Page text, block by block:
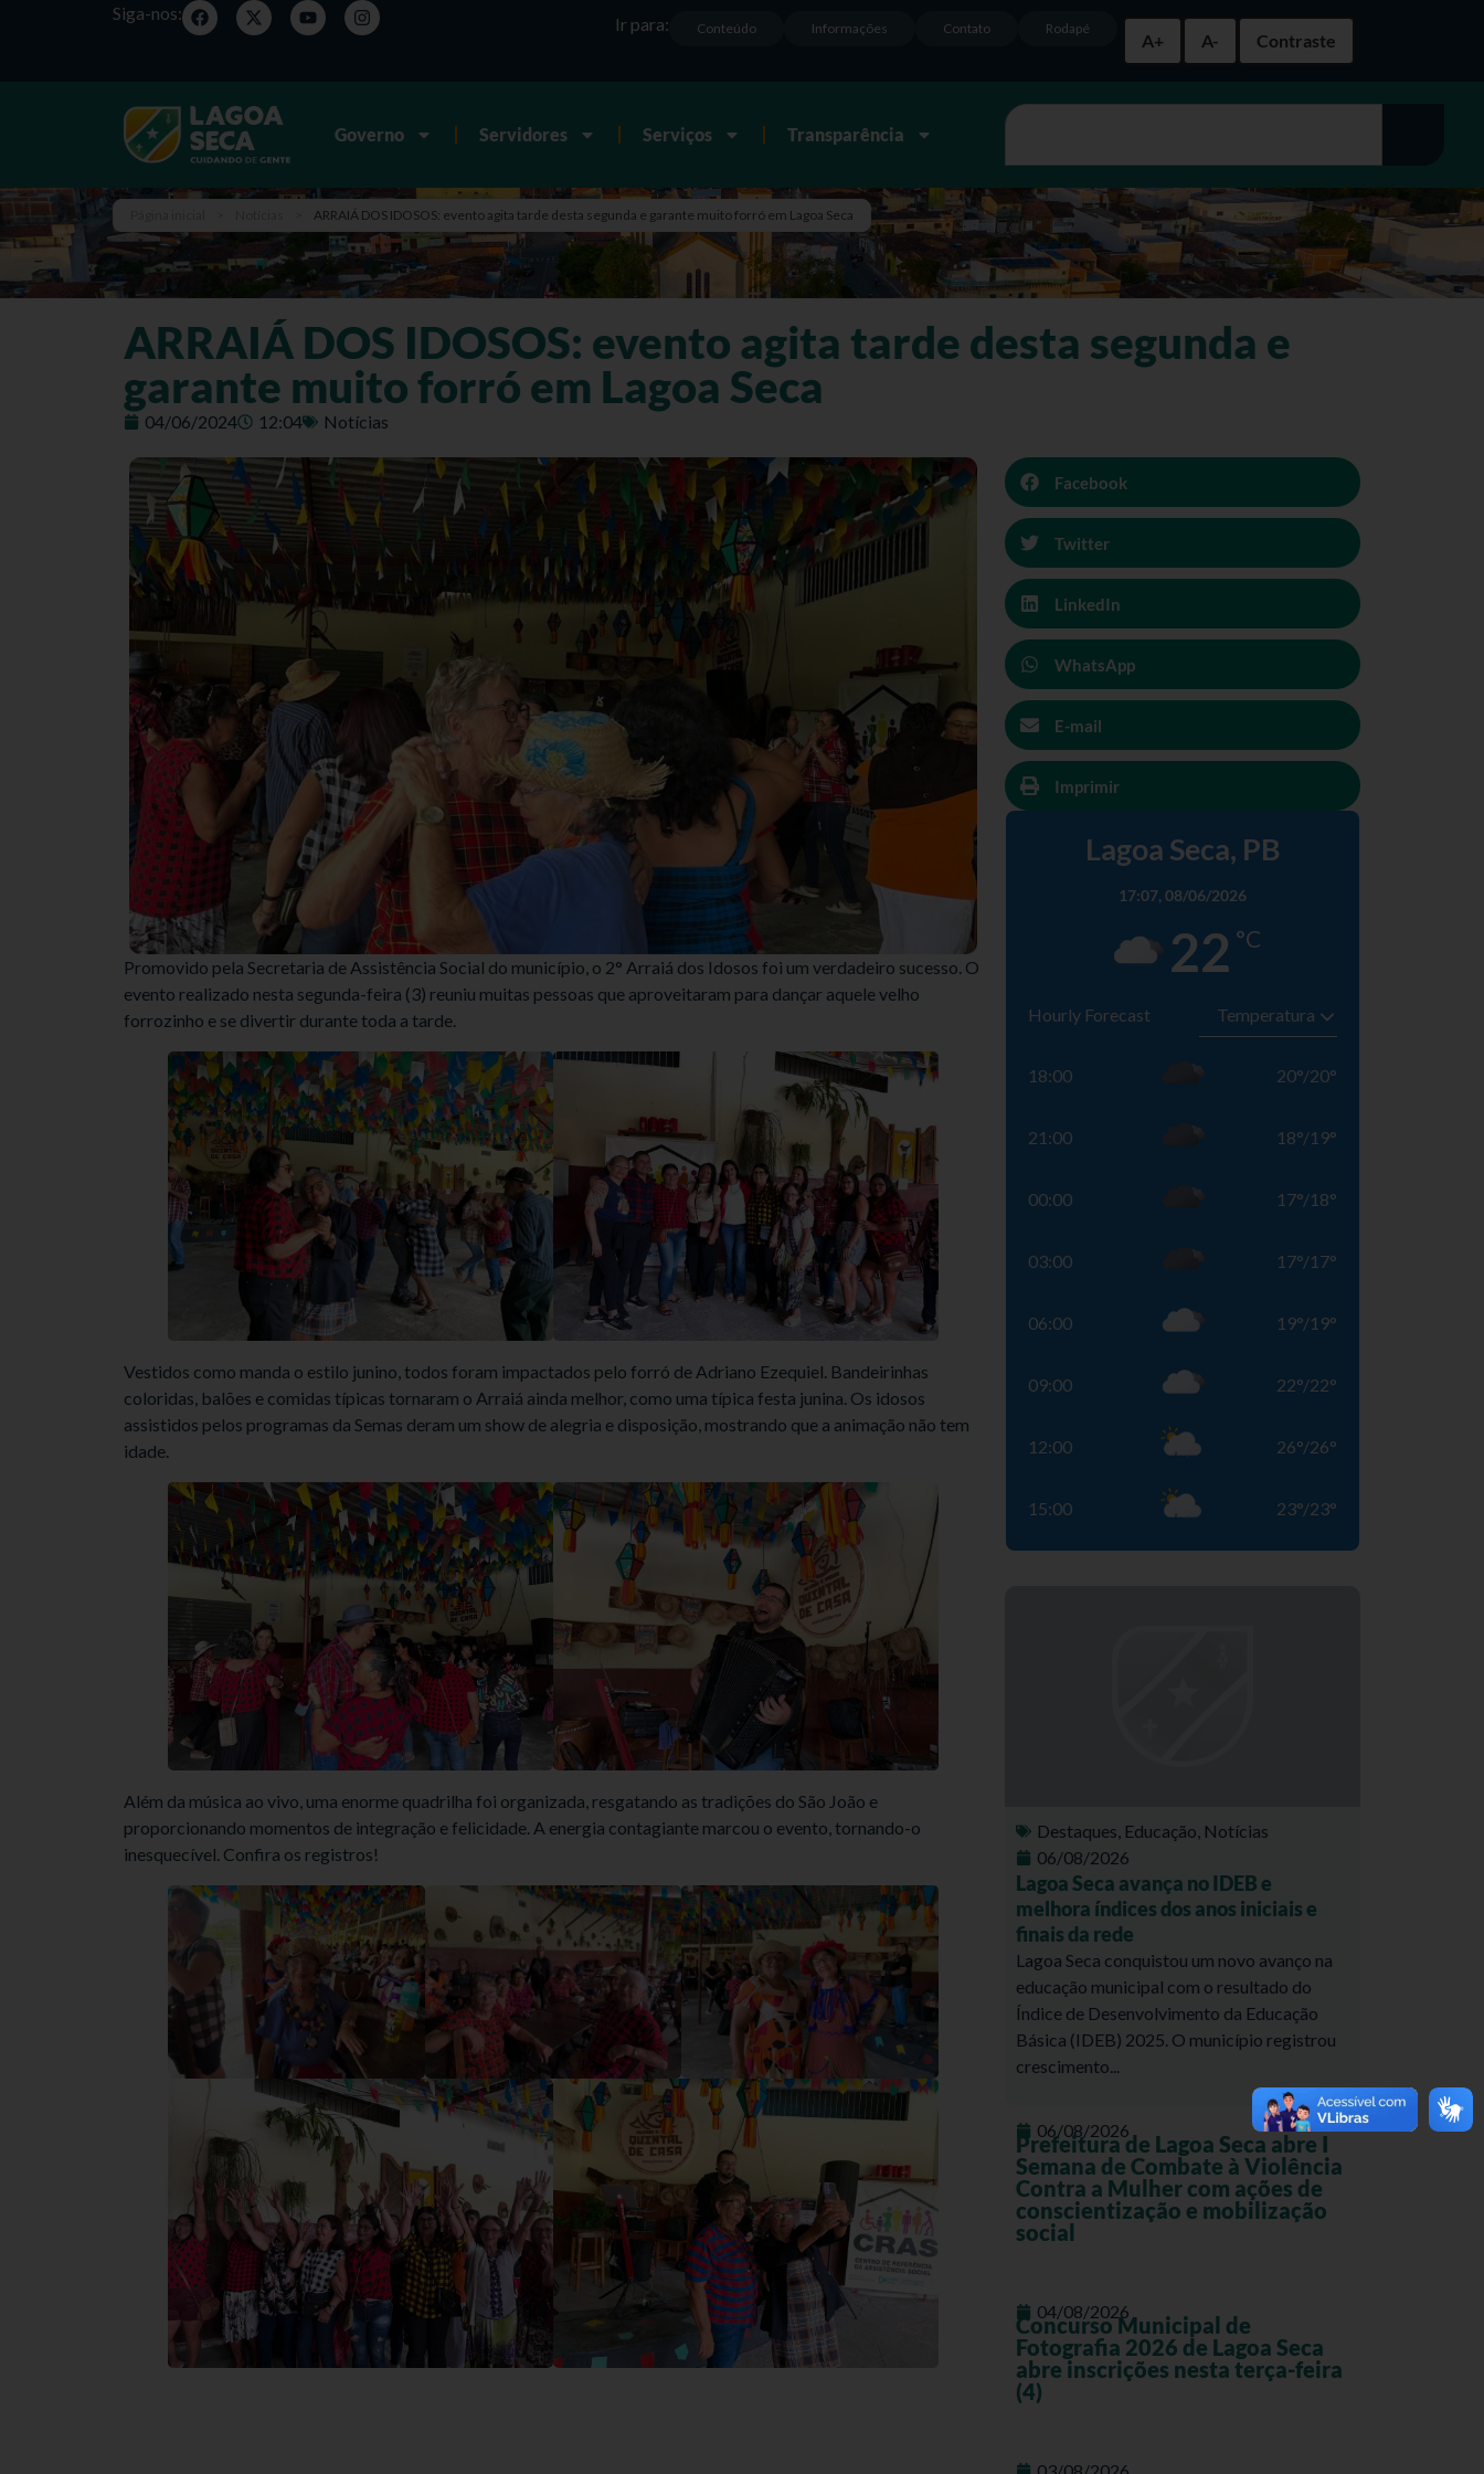
Siga-nos:
A+
A- Contraste
Rodapé
Contato
Informações
Conteúdo
Ir para:
Governo Servidores Serviços Transparência
ARRAIÁ DOS IDOSOS: evento agita tarde desta segunda e garante muito forró em Lagoa Seca
ARRAIÁ DOS IDOSOS: evento agita tarde desta segunda e
garante muito forró em Lagoa Seca
04/06/2024 12:04 Notícias
Promovido pela Secretaria de Assistência Social do município, o 2° Arraiá dos Idosos foi um verdadeiro sucesso. O
evento realizado nesta segunda-feira (3) reuniu muitas pessoas que aproveitaram para dançar aquele velho
forrozinho e se divertir durante toda a tarde.
Vestidos como manda o estilo junino, todos foram impactados pelo forró de Adriano Ezequiel. Bandeirinhas
coloridas, balões e comidas típicas tornaram o Arraiá ainda melhor, como uma típica festa junina. Os idosos
assistidos pelos programas da Semas deram um show de alegria e disposição, mostrando que a animação não tem
idade.
Além da música ao vivo, uma enorme quadrilha foi organizada, resgatando as tradições do São João e
proporcionando momentos de integração e felicidade. A energia contagiante marcou o evento, tornando-o
inesquecível. Confira os registros!
Facebook
Twitter
LinkedIn
WhatsApp
E-mail
Imprimir
Lagoa Seca, PB
17:07, 08/06/2026
22 °C
Hourly Forecast
18:00 20°/20°
21:00 18°/19°
00:00 17°/18°
03:00 17°/17°
06:00 19°/19°
09:00 22°/22°
12:00 26°/26°
15:00 23°/23°
Destaques, Educação, Notícias
06/08/2026
Lagoa Seca avança no IDEB e
melhora índices dos anos iniciais e
finais da rede
Lagoa Seca conquistou um novo avanço na
educação municipal com o resultado do
Índice de Desenvolvimento da Educação
Básica (IDEB) 2025. O município registrou
crescimento...
06/08/2026
Prefeitura de Lagoa Seca abre I
Semana de Combate à Violência
Contra a Mulher com ações de
conscientização e mobilização
social
04/08/2026
Concurso Municipal de
Fotografia 2026 de Lagoa Seca
abre inscrições nesta terça-feira
(4)